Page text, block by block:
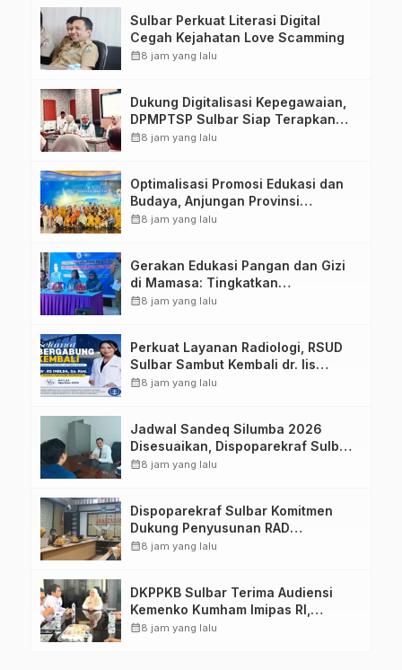
Sulbar Perkuat Literasi Digital
Cegah Kejahatan Love Scamming
calendar_month8 jam yang lalu
Dukung Digitalisasi Kepegawaian,
DPMPTSP Sulbar Siap Terapkan
Aplikasi FLEKSI ASN
calendar_month8 jam yang lalu
Optimalisasi Promosi Edukasi dan
Budaya, Anjungan Provinsi
Sulawesi Barat Perkuat Kolaborasi
calendar_month8 jam yang lalu
Gerakan Edukasi Pangan dan Gizi
di Mamasa: Tingkatkan
Pengetahuan dan Keterampilan
calendar_month8 jam yang lalu
Perkuat Layanan Radiologi, RSUD
Sulbar Sambut Kembali dr. Iis
Imelda, Sp.Rad
calendar_month8 jam yang lalu
Jadwal Sandeq Silumba 2026
Disesuaikan, Dispoparekraf Sulbar
Pastikan Persiapan Tetap
calendar_month8 jam yang lalu
Dispoparekraf Sulbar Komitmen
Dukung Penyusunan RAD
TPB/SDGs Sulawesi Barat
calendar_month8 jam yang lalu
DKPPKB Sulbar Terima Audiensi
Kemenko Kumham Imipas RI,
Perkuat Pelayanan Kesehatan bagi
calendar_month8 jam yang lalu